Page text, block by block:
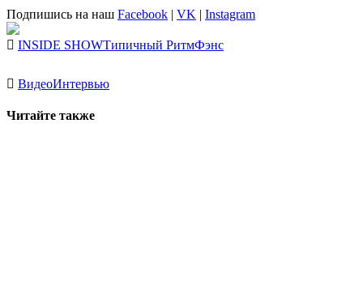
Подпишись на наш Facebook | VK | Instagram
INSIDE SHOWТипичный РитмФэнс
ВидеоИнтервью
Читайте также